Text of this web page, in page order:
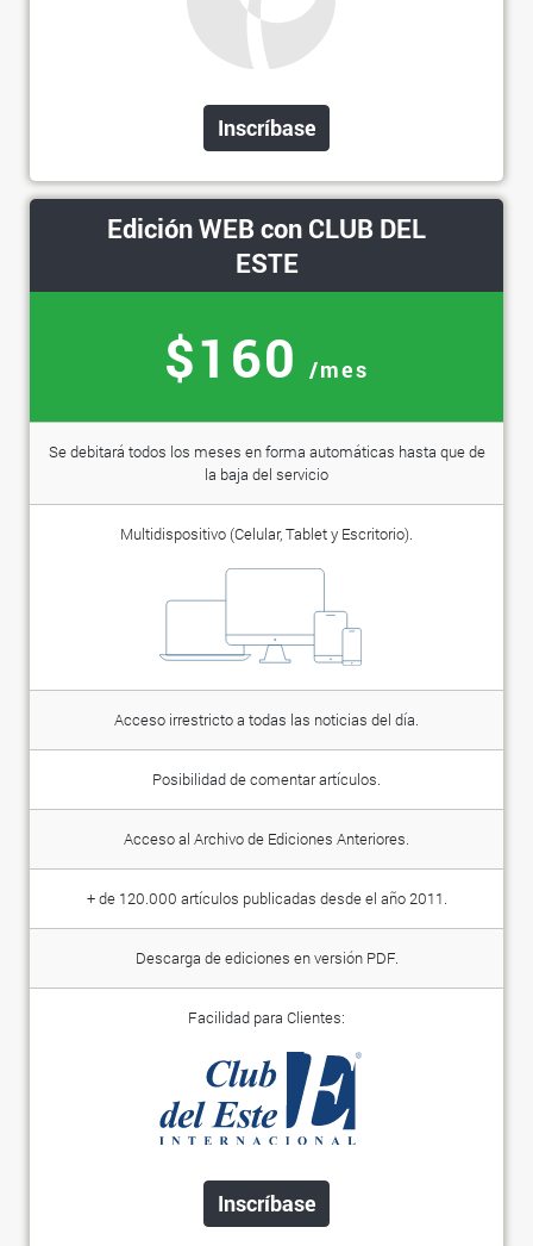
Inscríbase
Edición WEB con CLUB DEL
ESTE
$160 /mes
Se debitará todos los meses en forma automáticas hasta que de
la baja del servicio
Multidispositivo (Celular, Tablet y Escritorio).
Acceso irrestricto a todas las noticias del día.
Posibilidad de comentar artículos.
Acceso al Archivo de Ediciones Anteriores.
+ de 120.000 artículos publicadas desde el año 2011.
Descarga de ediciones en versión PDF.
Facilidad para Clientes:
Inscríbase